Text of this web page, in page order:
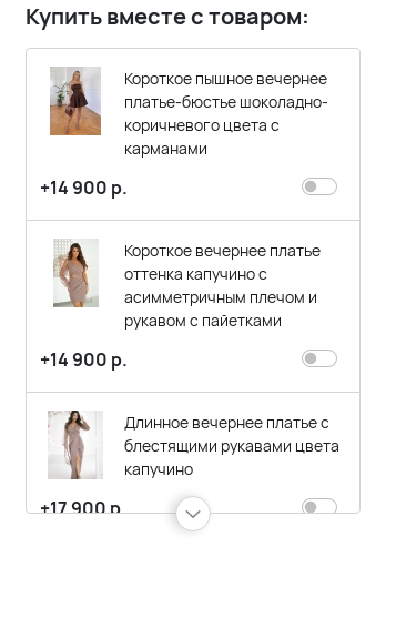
Купить вместе с товаром:
Короткое пышное вечернее
платье-бюстье шоколадно-
коричневого цвета с
карманами
+14 900 р.
Короткое вечернее платье
оттенка капучино с
асимметричным плечом и
рукавом с пайетками
+14 900 р.
Длинное вечернее платье с
блестящими рукавами цвета
капучино
+17 900 р.